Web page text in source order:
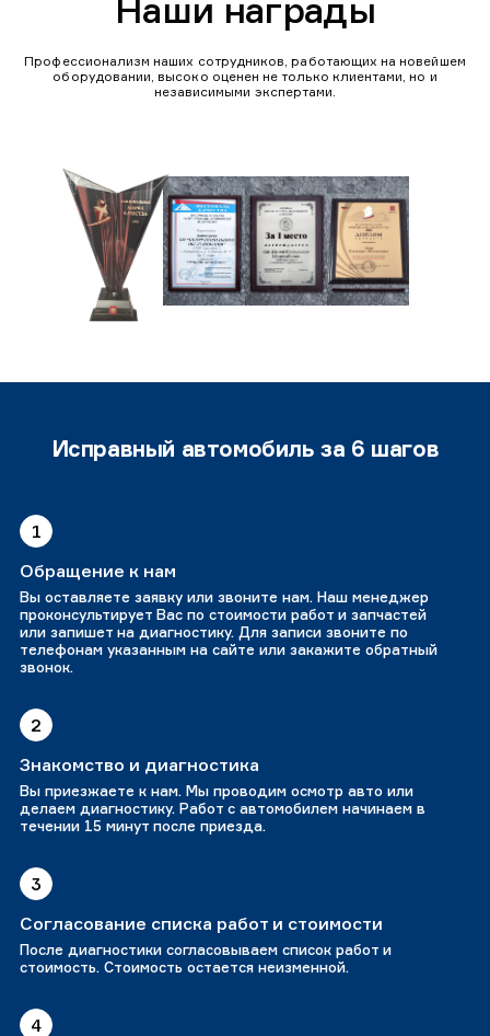
Наши награды
Профессионализм наших сотрудников, работающих на новейшем
оборудовании, высоко оценен не только клиентами, но и
независимыми экспертами.
Исправный автомобиль за 6 шагов
1
Обращение к нам
Вы оставляете заявку или звоните нам. Наш менеджер
проконсультирует Вас по стоимости работ и запчастей
или запишет на диагностику. Для записи звоните по
телефонам указанным на сайте или закажите обратный
звонок.
2
Знакомство и диагностика
Вы приезжаете к нам. Мы проводим осмотр авто или
делаем диагностику. Работ с автомобилем начинаем в
течении 15 минут после приезда.
3
Согласование списка работ и стоимости
После диагностики согласовываем список работ и
стоимость. Стоимость остается неизменной.
4